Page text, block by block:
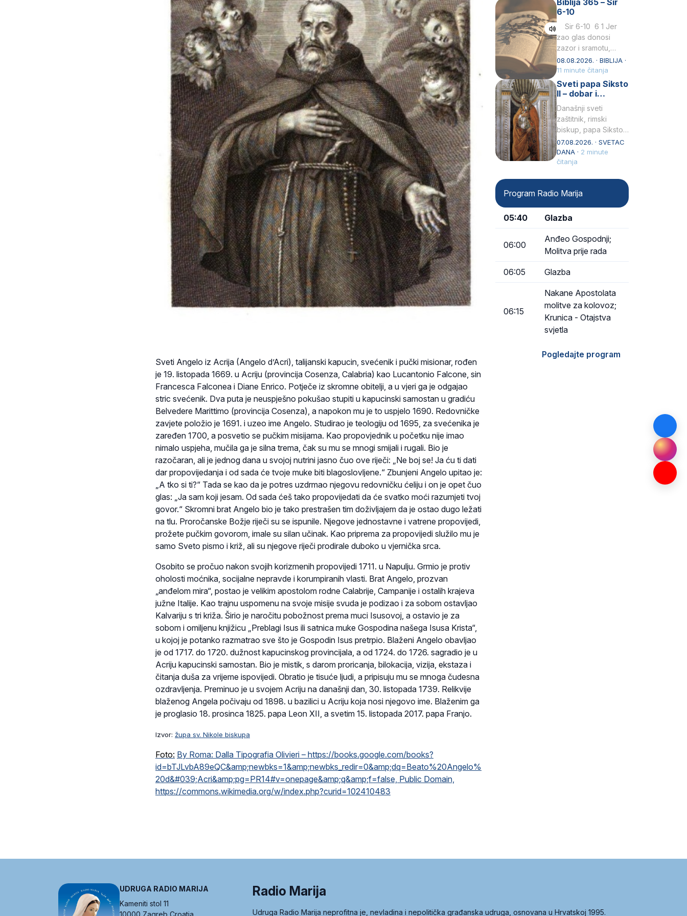
Sveti Angelo iz Acrija (Angelo d’Acri), talijanski kapucin, svećenik i pučki misionar, rođen
je 19. listopada 1669. u Acriju (provincija Cosenza, Calabria) kao Lucantonio Falcone, sin
Francesca Falconea i Diane Enrico. Potječe iz skromne obitelji, a u vjeri ga je odgajao
stric svećenik. Dva puta je neuspješno pokušao stupiti u kapucinski samostan u gradiću
Belvedere Marittimo (provincija Cosenza), a napokon mu je to uspjelo 1690. Redovničke
zavjete položio je 1691. i uzeo ime Angelo. Studirao je teologiju od 1695, za svećenika je
zaređen 1700, a posvetio se pučkim misijama. Kao propovjednik u početku nije imao
nimalo uspjeha, mučila ga je silna trema, čak su mu se mnogi smijali i rugali. Bio je
razočaran, ali je jednog dana u svojoj nutrini jasno čuo ove riječi: „Ne boj se! Ja ću ti dati
dar propovijedanja i od sada će tvoje muke biti blagoslovljene.“ Zbunjeni Angelo upitao je:
„A tko si ti?“ Tada se kao da je potres uzdrmao njegovu redovničku ćeliju i on je opet čuo
glas: „Ja sam koji jesam. Od sada ćeš tako propovijedati da će svatko moći razumjeti tvoj
govor.“ Skromni brat Angelo bio je tako prestrašen tim doživljajem da je ostao dugo ležati
na tlu. Proročanske Božje riječi su se ispunile. Njegove jednostavne i vatrene propovijedi,
prožete pučkim govorom, imale su silan učinak. Kao priprema za propovijedi služilo mu je
samo Sveto pismo i križ, ali su njegove riječi prodirale duboko u vjernička srca.
Osobito se pročuo nakon svojih korizmenih propovijedi 1711. u Napulju. Grmio je protiv
oholosti moćnika, socijalne nepravde i korumpiranih vlasti. Brat Angelo, prozvan
„anđelom mira“, postao je velikim apostolom rodne Calabrije, Campanije i ostalih krajeva
južne Italije. Kao trajnu uspomenu na svoje misije svuda je podizao i za sobom ostavljao
Kalvariju s tri križa. Širio je naročitu pobožnost prema muci Isusovoj, a ostavio je za
sobom i omiljenu knjižicu „Preblagi Isus ili satnica muke Gospodina našega Isusa Krista“,
u kojoj je potanko razmatrao sve što je Gospodin Isus pretrpio. Blaženi Angelo obavljao
je od 1717. do 1720. dužnost kapucinskog provincijala, a od 1724. do 1726. sagradio je u
Acriju kapucinski samostan. Bio je mistik, s darom proricanja, bilokacija, vizija, ekstaza i
čitanja duša za vrijeme ispovijedi. Obratio je tisuće ljudi, a pripisuju mu se mnoga čudesna
ozdravljenja. Preminuo je u svojem Acriju na današnji dan, 30. listopada 1739. Relikvije
blaženog Angela počivaju od 1898. u bazilici u Acriju koja nosi njegovo ime. Blaženim ga
je proglasio 18. prosinca 1825. papa Leon XII, a svetim 15. listopada 2017. papa Franjo.
Izvor: župa sv. Nikole biskupa
Foto: By Roma: Dalla Tipografia Olivieri – https://books.google.com/books?
id=bTJLvbA89eQC&amp;newbks=1&amp;newbks_redir=0&amp;dq=Beato%20Angelo%
20d&#039;Acri&amp;pg=PR14#v=onepage&amp;q&amp;f=false, Public Domain,
https://commons.wikimedia.org/w/index.php?curid=102410483
Praedicatorum – OP).
Svojim životom,
dubokom ljubavlju
prema Kristu…
Biblija 365 – Sir
6-10
Sir 6-10 6 1 Jer
zao glas donosi
zazor i sramotu,
kako to biva
grešniku
licemjernom.2 Ne
predaj se u…
08.08.2026. · BIBLIJA ·
11 minute čitanja
Sveti papa Siksto
II – dobar i
miroljubiv pastir
Današnji sveti
zaštitnik, rimski
biskup, papa Siksto
(Sixtus) II, prema
knjizi Liber
Pontificalis bio je
Obnovio je odnose s
afričkim…
07.08.2026. · SVETAC
DANA · 2 minute
čitanja
Program Radio Marija
05:40 Glazba
06:00
Anđeo Gospodnji;
Molitva prije rada
06:05 Glazba
06:15
Nakane Apostolata
molitve za kolovoz;
Krunica - Otajstva
svjetla
Pogledajte program
UDRUGA RADIO MARIJA
Kameniti stol 11
10000 Zagreb Croatia
Radio Marija
Udruga Radio Marija neprofitna je, nevladina i nepolitička građanska udruga, osnovana u Hrvatskoj 1995.